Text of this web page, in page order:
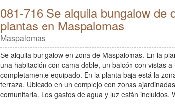
081-716 Se alquila bungalow de
plantas en Maspalomas
Maspalomas
Se alquila bungalow en zona de Maspalomas. En la
una habitación con cama doble, un balcón con vistas a
completamente equipado. En la planta baja está la
terraza. Ubicado en un complejo con zonas
comunitaria. Los gastos de agua y luz están incluidos.